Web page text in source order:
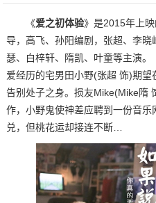
《爱之初体验》是2015年上
导，高飞、孙阳编剧，张超、李
瑟、白梓轩、隋凯、叶童等主演
爱经历的宅男田小野(张超 饰)期望
告别处子之身。损友Mike(Mike隋
作，小野鬼使神差应聘到一份音
兑，但桃花运却接连不断…